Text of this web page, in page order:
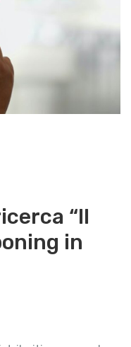
“Il
in